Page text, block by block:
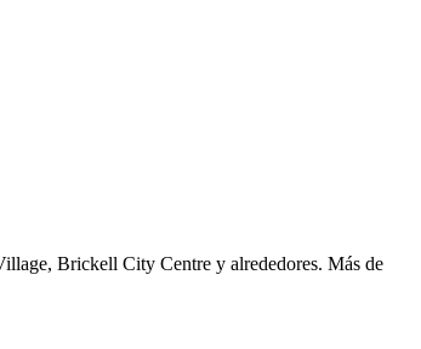
Brickell City Centre y alrededores. Más de